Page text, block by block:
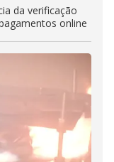
da verificação
online